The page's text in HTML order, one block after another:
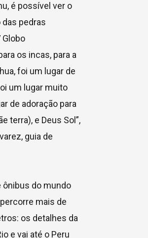
é possível ver o
pedras
Globo
os incas, para a
foi um lugar de
um lugar muito
de adoração para
terra), e Deus Sol”,
guia de
ônibus do mundo
mais de
os detalhes da
e vai até o Peru